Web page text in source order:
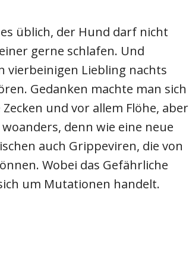
üblich, der Hund darf nicht
gerne schlafen. Und
vierbeinigen Liebling nachts
Gedanken machte man sich
und vor allem Flöhe, aber
denn wie eine neue
auch Grippeviren, die von
Wobei das Gefährliche
um Mutationen handelt.